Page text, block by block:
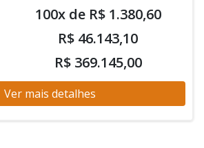
100x de R$ 1.380,60
R$ 46.143,10
R$ 369.145,00
Ver mais detalhes